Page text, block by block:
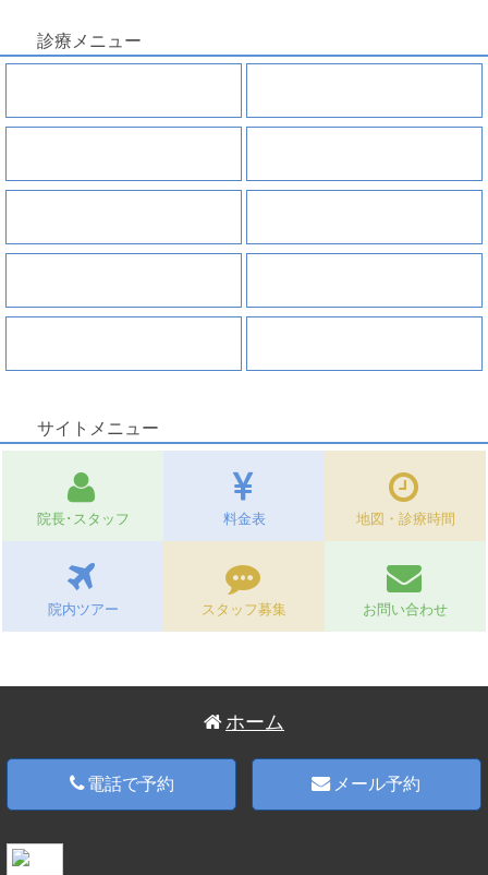
診療メニュー
サイトメニュー
院長･スタッフ 料金表 地図・診療時間
院内ツアー スタッフ募集 お問い合わせ
ホーム
電話で予約 メール予約